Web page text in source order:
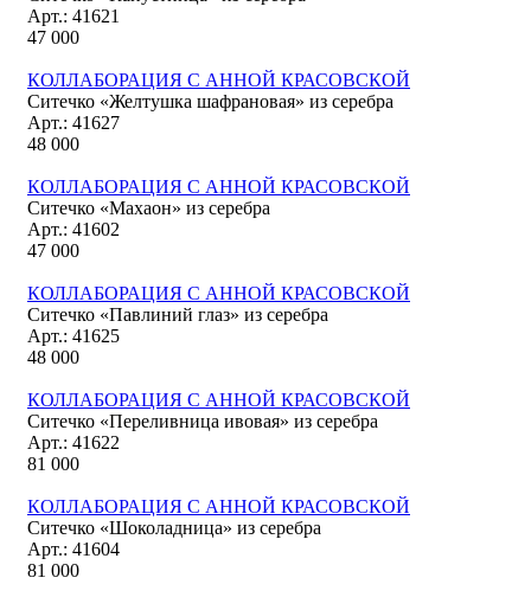
Арт.: 41621
47 000
КОЛЛАБОРАЦИЯ С АННОЙ КРАСОВСКОЙ
Ситечко «Желтушка шафрановая» из серебра
Арт.: 41627
48 000
КОЛЛАБОРАЦИЯ С АННОЙ КРАСОВСКОЙ
Ситечко «Махаон» из серебра
Арт.: 41602
47 000
КОЛЛАБОРАЦИЯ С АННОЙ КРАСОВСКОЙ
Ситечко «Павлиний глаз» из серебра
Арт.: 41625
48 000
КОЛЛАБОРАЦИЯ С АННОЙ КРАСОВСКОЙ
Ситечко «Переливница ивовая» из серебра
Арт.: 41622
81 000
КОЛЛАБОРАЦИЯ С АННОЙ КРАСОВСКОЙ
Ситечко «Шоколадница» из серебра
Арт.: 41604
81 000